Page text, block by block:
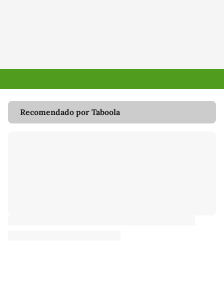
Recomendado por Taboola